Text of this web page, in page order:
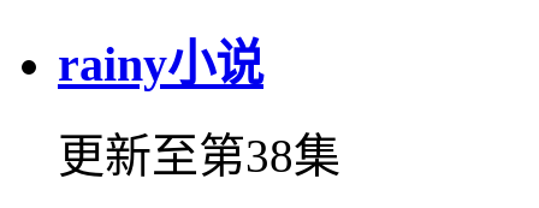
rainy小说
更新至第38集